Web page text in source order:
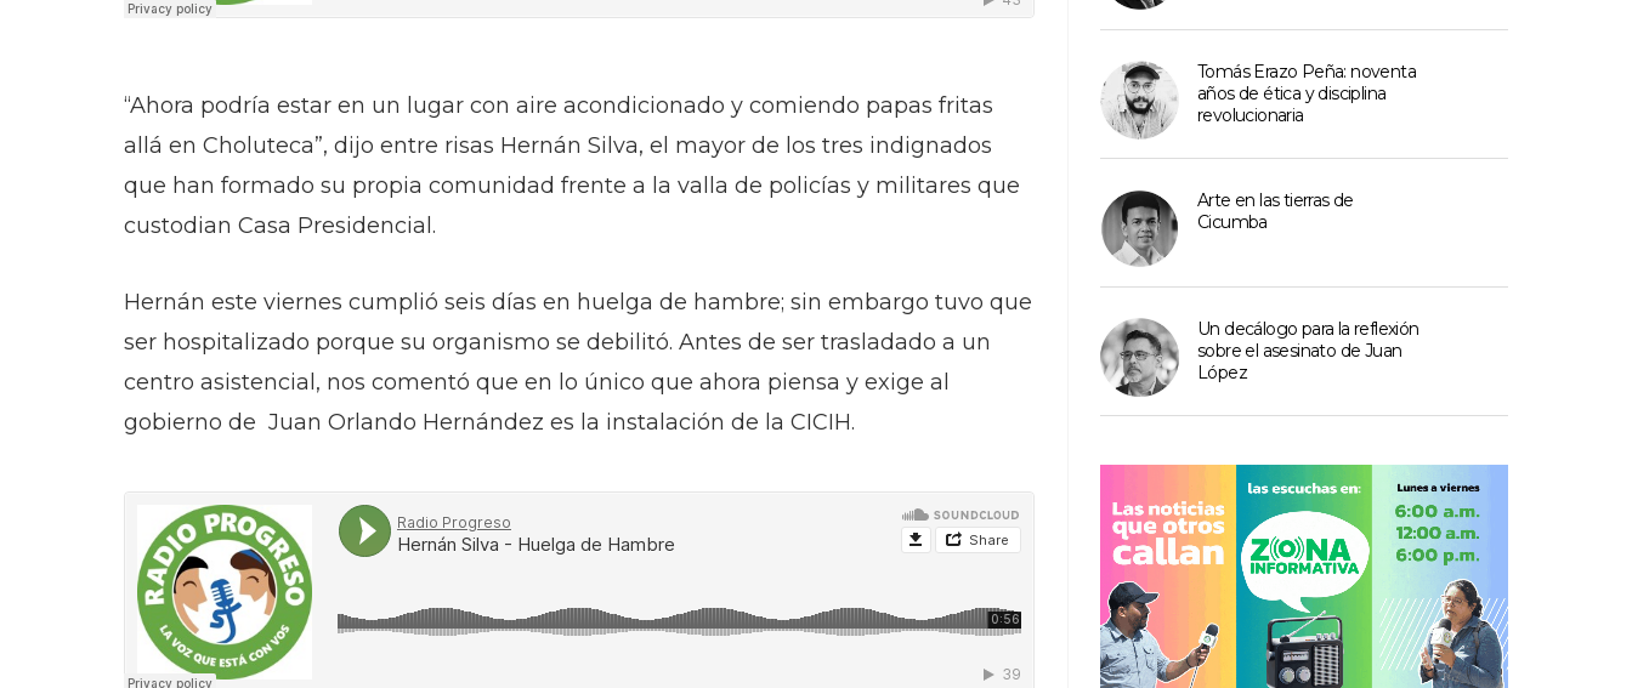
“Ahora podría estar en un lugar con aire acondicionado y comiendo papas fritas
allá en Choluteca”, dijo entre risas Hernán Silva, el mayor de los tres indignados
que han formado su propia comunidad frente a la valla de policías y militares que
custodian Casa Presidencial.
Hernán este viernes cumplió seis días en huelga de hambre; sin embargo tuvo que
ser hospitalizado porque su organismo se debilitó. Antes de ser trasladado a un
centro asistencial, nos comentó que en lo único que ahora piensa y exige al
gobierno de Juan Orlando Hernández es la instalación de la CICIH.
Tomás Erazo Peña: noventa
años de ética y disciplina
revolucionaria
Arte en las tierras de
Cicumba
Un decálogo para la reflexión
sobre el asesinato de Juan
López